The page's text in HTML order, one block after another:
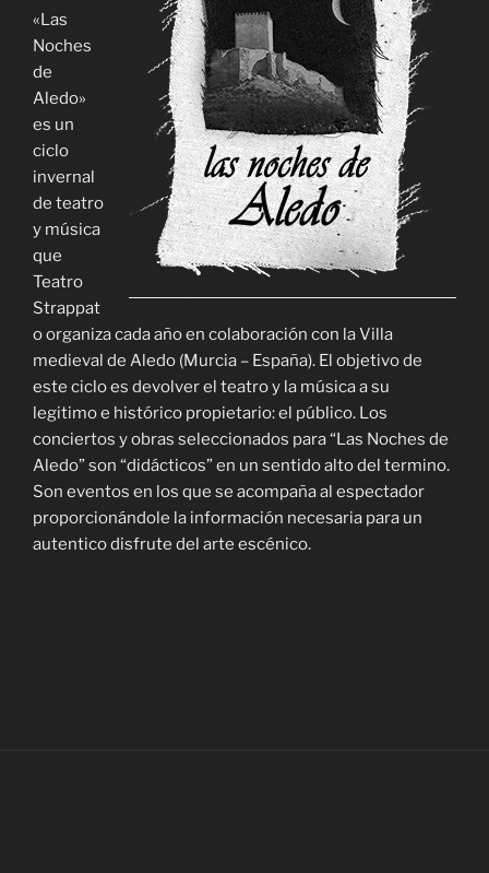
«Las
Noches
de
Aledo»
es un
ciclo
invernal
de teatro
y música
que
Teatro
Strappat
o organiza cada año en colaboración con la Villa
medieval de Aledo (Murcia – España). El objetivo de
este ciclo es devolver el teatro y la música a su
legitimo e histórico propietario: el público. Los
conciertos y obras seleccionados para “Las Noches de
Aledo” son “didácticos” en un sentido alto del termino.
Son eventos en los que se acompaña al espectador
proporcionándole la información necesaria para un
autentico disfrute del arte escénico.